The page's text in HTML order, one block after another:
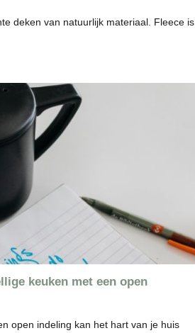
deken van natuurlijk materiaal. Fleece is
keuken met een open
open indeling kan het hart van je huis